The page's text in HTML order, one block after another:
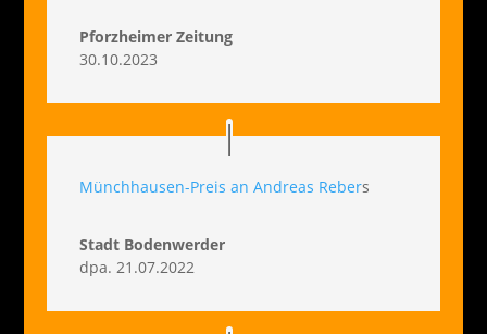
Pforzheimer Zeitung
30.10.2023
Münchhausen-Preis an Andreas Rebers
Stadt Bodenwerder
dpa. 21.07.2022